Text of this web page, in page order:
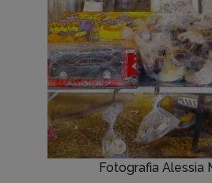
Fotografia Alessia